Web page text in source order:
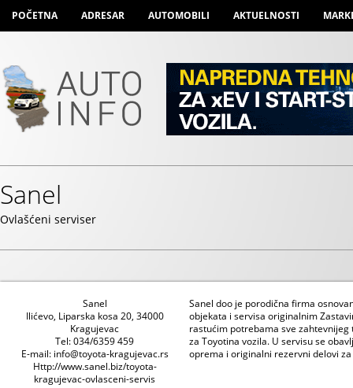
POČETNA ADRESAR AUTOMOBILI AKTUELNOSTI
Sanel
Ovlašćeni serviser
Sanel
Ilićevo, Liparska kosa 20, 34000
Kragujevac
Tel: 034/6359 459
E-mail: info@toyota-kragujevac.rs
Http://www.sanel.biz/toyota-
kragujevac-ovlasceni-servis
Sanel doo je porodična firma
objekata i servisa originalnim
rastućim potrebama sve
za Toyotina vozila. U servisu se
oprema i originalni rezervni delovi